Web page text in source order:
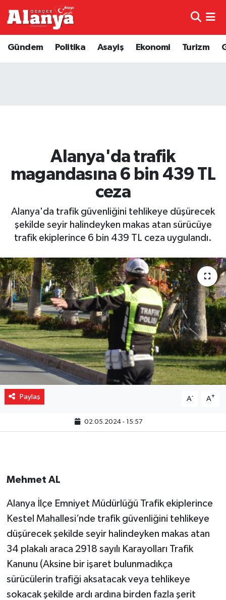
Gündem Politika Asayiş Ekonomi Turizm
Alanya'da trafik
magandasına 6 bin 439 TL
ceza
Alanya'da trafik güvenliğini tehlikeye düşürecek
şekilde seyir halindeyken makas atan sürücüye
trafik ekiplerince 6 bin 439 TL ceza uygulandı.
Paylaş A- A+
02.05.2024 - 15:57
Mehmet AL
Alanya İlçe Emniyet Müdürlüğü Trafik ekiplerince
Kestel Mahallesi’nde trafik güvenliğini tehlikeye
düşürecek şekilde seyir halindeyken makas atan
34 plakalı araca 2918 sayılı Karayolları Trafik
Kanunu (Aksine bir işaret bulunmadıkça
sürücülerin trafiği aksatacak veya tehlikeye
sokacak şekilde ardı ardına birden fazla şerit
Genel
Ekonomi
Gizlilik İlkeleri - Privacy Policy
Güncel
Gündem
Politika
Spor
Turizm
Trafik Durumu
Haber Arşivi